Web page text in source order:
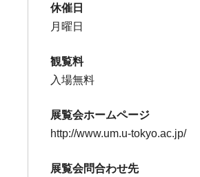
休催日
月曜日
観覧料
入場無料
展覧会ホームページ
http://www.um.u-tokyo.ac.jp/
展覧会問合わせ先